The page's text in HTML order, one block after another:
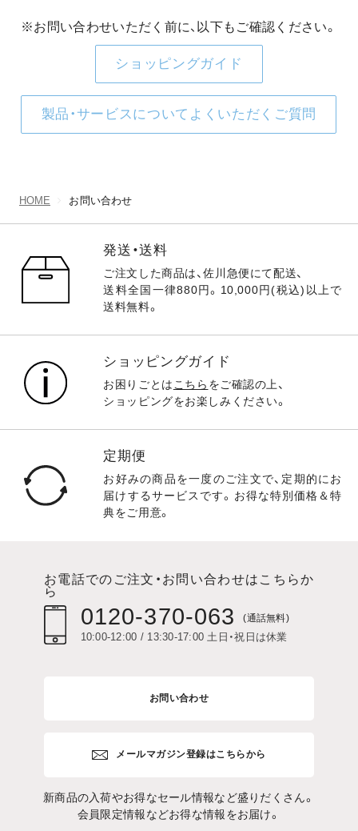
※お問い合わせいただく前に、以下もご確認ください。
ショッピングガイド
製品・サービスについてよくいただくご質問
HOME お問い合わせ
発送・送料
ご注文した商品は、佐川急便にて配送、
送料全国一律880円。10,000円(税込)以上で
送料無料。
ショッピングガイド
お困りごとは こちら をご確認の上、
ショッピングをお楽しみください。
定期便
お好みの商品を一度のご注文で、定期的にお
届けするサービスです。お得な特別価格＆特
典をご用意。
お電話でのご注文・お問い合わせはこちらか
ら
0120-370-063 (通話無料)
10:00-12:00 / 13:30-17:00 土日・祝日は休業
お問い合わせ
メールマガジン登録はこちらから
新商品の入荷やお得なセール情報など盛りだくさん。
会員限定情報などお得な情報をお届け。